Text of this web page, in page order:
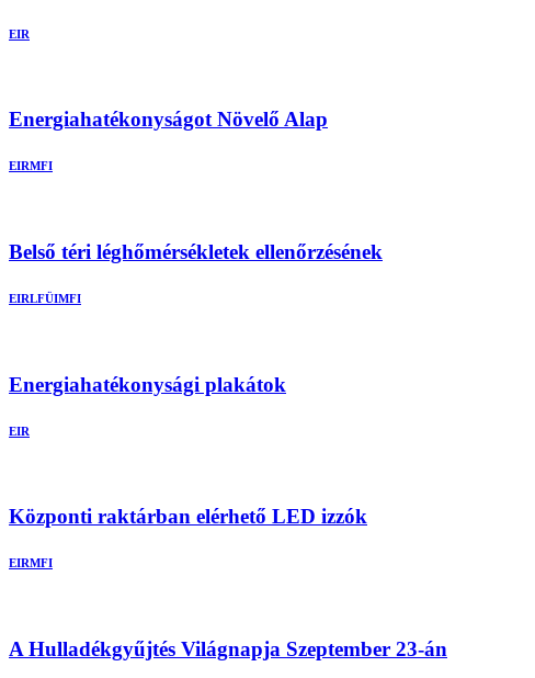
EIR
Energiahatékonyságot Növelő Alap
EIRMFI
Belső téri léghőmérsékletek ellenőrzésének
EIRLFÜIMFI
Energiahatékonysági plakátok
EIR
Központi raktárban elérhető LED izzók
EIRMFI
A Hulladékgyűjtés Világnapja Szeptember 23-án